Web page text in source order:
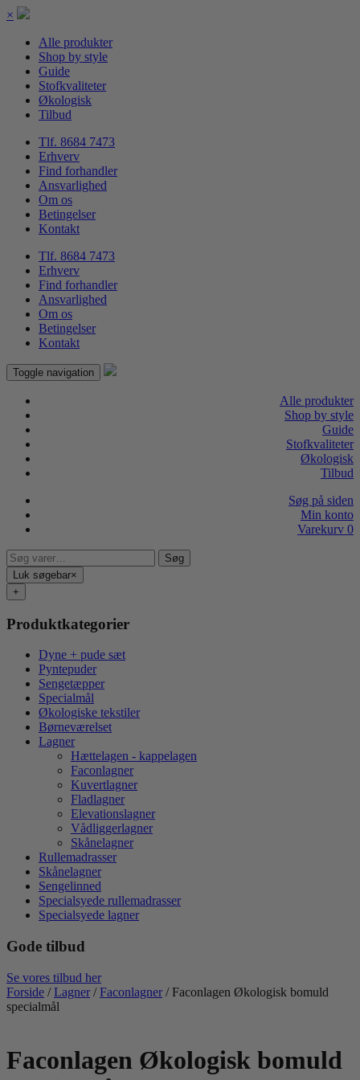
×
Alle produkter
Shop by style
Guide
Stofkvaliteter
Økologisk
Tilbud
Tlf. 8684 7473
Erhverv
Find forhandler
Ansvarlighed
Om os
Betingelser
Kontakt
Tlf. 8684 7473
Erhverv
Find forhandler
Ansvarlighed
Om os
Betingelser
Kontakt
Toggle navigation
Alle produkter
Shop by style
Guide
Stofkvaliteter
Økologisk
Tilbud
Søg på siden
Min konto
Varekurv 0
Søg
efter:
Søg
Luk søgebar×
+
Produktkategorier
Dyne + pude sæt
Pyntepuder
Sengetæpper
Specialmål
Økologiske tekstiler
Børneværelset
Lagner
Hættelagen - kappelagen
Faconlagner
Kuvertlagner
Fladlagner
Elevationslagner
Vådliggerlagner
Skånelagner
Rullemadrasser
Skånelagner
Sengelinned
Specialsyede rullemadrasser
Specialsyede lagner
Gode tilbud
Se vores tilbud her
Forside /Lagner /Faconlagner / Faconlagen Økologisk bomuld
specialmål
Faconlagen Økologisk bomuld